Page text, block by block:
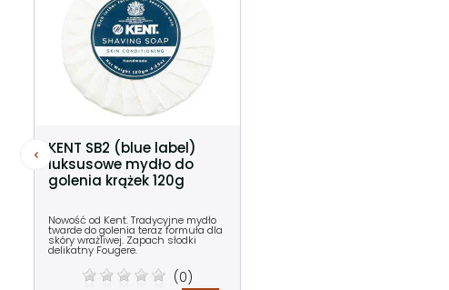
KENT SB2 (blue label)
luksusowe mydło do
golenia krążek 120g
Nowość od Kent. Tradycyjne mydło
twarde do golenia teraz formuła dla
skóry wrażliwej. Zapach słodki
delikatny Fougere.
(0)